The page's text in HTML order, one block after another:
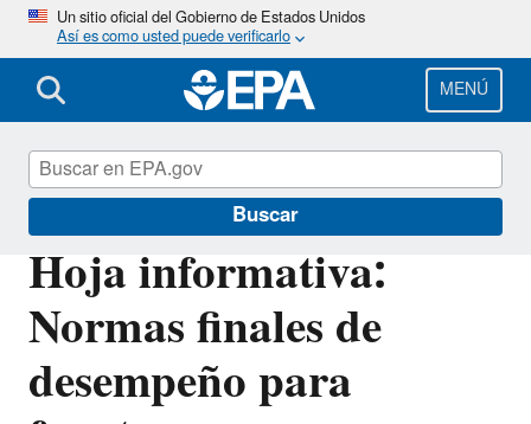
Pasar
al
contenido
principal
Un sitio oficial del Gobierno de Estados Unidos
Así es como usted puede verificarlo
MENÚ
Buscar
Hoja informativa:
Normas finales de
desempeño para
EPA en español